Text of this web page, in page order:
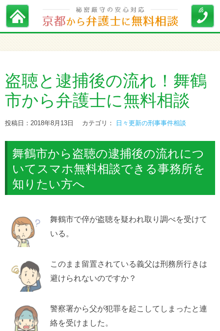
盗聴と逮捕後の流れ！舞鶴
市から弁護士に無料相談
投稿日：2018年8月13日 カテゴリ： 日々更新の刑事事件相談
舞鶴市から盗聴の逮捕後の流れにつ
いてスマホ無料相談できる事務所を
知りたい方へ
舞鶴市で倅が盗聴を疑われ取り調べを受けて
いる。
このまま留置されている義父は刑務所行きは
避けられないのですか？
警察署から父が犯罪を起こしてしまったと連
絡を受けました。